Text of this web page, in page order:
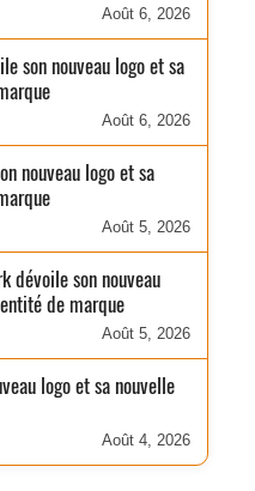
Août 6, 2026
son nouveau logo et sa
Août 6, 2026
nouveau logo et sa
Août 5, 2026
dévoile son nouveau
de marque
Août 5, 2026
logo et sa nouvelle
Août 4, 2026